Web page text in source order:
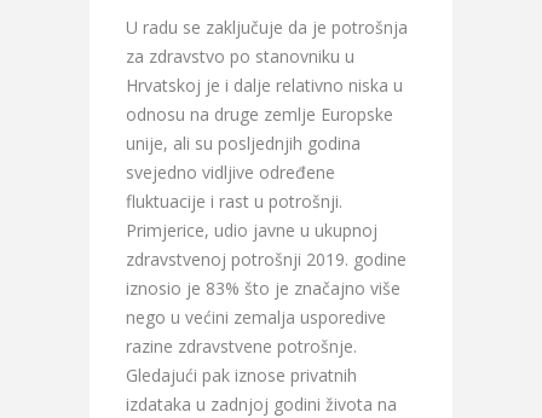
U radu se zaključuje da je potrošnja
za zdravstvo po stanovniku u
Hrvatskoj je i dalje relativno niska u
odnosu na druge zemlje Europske
unije, ali su posljednjih godina
svejedno vidljive određene
fluktuacije i rast u potrošnji.
Primjerice, udio javne u ukupnoj
zdravstvenoj potrošnji 2019. godine
iznosio je 83% što je značajno više
nego u većini zemalja usporedive
razine zdravstvene potrošnje.
Gledajući pak iznose privatnih
izdataka u zadnjoj godini života na